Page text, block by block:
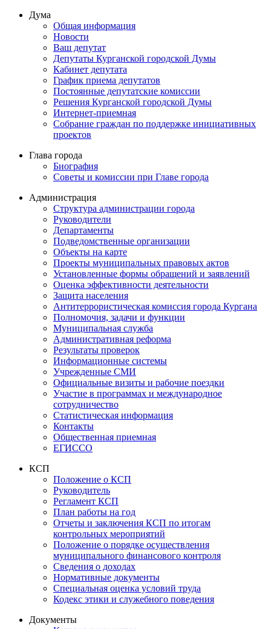
Дума
Общая информация
Новости
Ваш депутат
Депутаты Курганской городской Думы
Кабинет депутата
График приема депутатов
Постоянные депутатские комиссии
Решения Курганской городской Думы
Интернет-приемная
Собрание граждан по поддержке инициативных
проектов
Глава города
Биография
Советы и комиссии при Главе города
Администрация
Структура администрации города
Руководители
Департаменты
Подведомственные организации
Объекты на карте
Проекты муниципальных правовых актов
Установленные формы обращений и заявлений
Оценка эффективности деятельности
Защита населения
Антитеррористическая комиссия города Кургана
Полномочия, задачи и функции
Муниципальная служба
Административная реформа
Результаты проверок
Информационные системы
Учрежденные СМИ
Официальные визиты и рабочие поездки
Участие в программах и международное
сотрудничество
Статистическая информация
Контакты
Общественная приемная
ЕГИССО
КСП
Положение о КСП
Руководитель
Регламент КСП
План работы на год
Отчеты и заключения КСП по итогам
контрольных мероприятий
Положение о порядке осуществления
муниципального финансового контроля
Сведения о доходах
Нормативные документы
Специальная оценка условий труда
Кодекс этики и служебного поведения
Документы